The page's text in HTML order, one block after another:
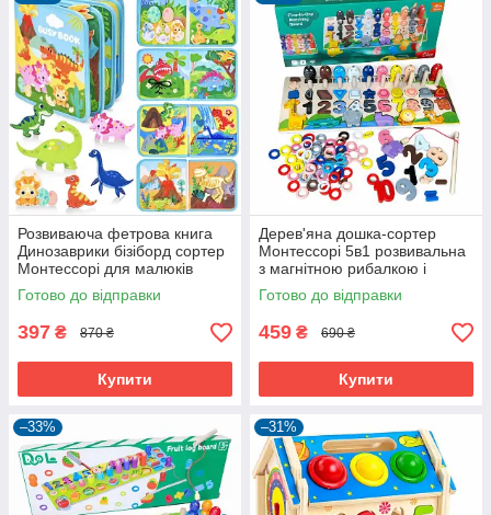
Розвиваюча фетрова книга
Динозаврики бізіборд сортер
Монтессорі для малюків
(60887)
Готово до відправки
397 ₴ 870 ₴
Купити
Дерев'яна дошка-сортер
Монтессорі 5в1 розвивальна
з магнітною рибалкою і
цифрами (60990)
Готово до відправки
459 ₴ 690 ₴
Купити
–33% –31%